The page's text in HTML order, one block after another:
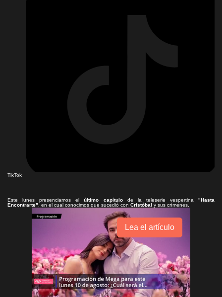
TikTok
Este lunes presenciamos elúltimo capítulode la teleserie vespertina"Hasta
Encontrarte" , en el cual conocimos que sucedió con Cristóbal y sus crímenes.
Lea el artículo